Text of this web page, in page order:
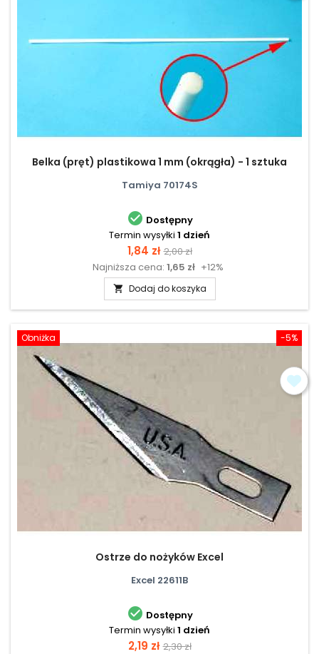
Belka (pręt) plastikowa 1 mm (okrągła) - 1 sztuka
Tamiya 70174S
 Dostępny
Termin wysyłki 1 dzień
Cena
1,84 zł Cena
podstawowa
2,00 zł
Najniższa cena: 1,65 zł +12%
 Dodaj do koszyka
-5%
Obniżka
Ostrze do nożyków Excel
Excel 22611B
 Dostępny
Termin wysyłki 1 dzień
Cena
2,19 zł Cena
2,30 zł